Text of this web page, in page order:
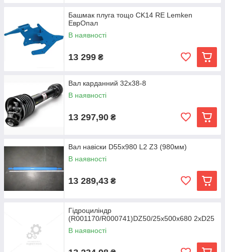
Башмак плуга тощо CK14 RE Lemken
ЕврОпал
В наявності
13 299 ₴
Вал карданний 32x38-8
В наявності
13 297,90 ₴
Вал навіски D55x980 L2 Z3 (980мм)
В наявності
13 289,43 ₴
Гідроциліндр
(R001170/R000741)DZ50/25x500x680 2xD25
В наявності